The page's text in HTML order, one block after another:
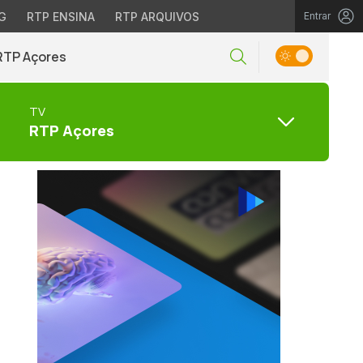
RTP ENSINA RTP ARQUIVOS Entrar
Açores
TV
RTP Açores